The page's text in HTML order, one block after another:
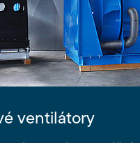
ventilátory